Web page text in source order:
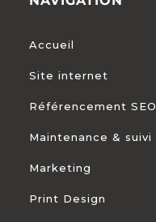
Accueil
Site internet
Référencement SEO
Maintenance & suivi
Marketing
Print Design